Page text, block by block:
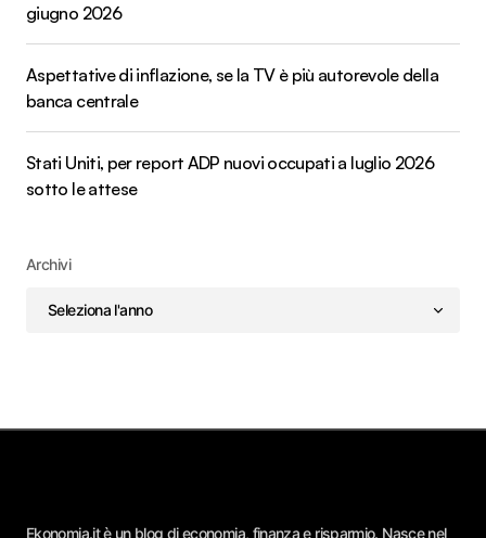
giugno 2026
Aspettative di inflazione, se la TV è più autorevole della
banca centrale
Stati Uniti, per report ADP nuovi occupati a luglio 2026
sotto le attese
Archivi
Ekonomia.it è un blog di economia, finanza e risparmio. Nasce nel